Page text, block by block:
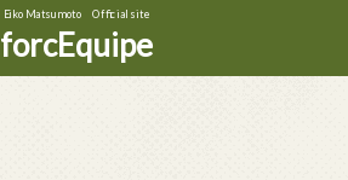
Eiko Matsumoto Official site
forcEquipe